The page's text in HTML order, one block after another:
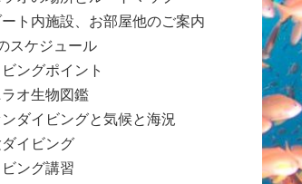
ート内施設、お部屋他のご案内
スケジュール
ングポイント
オ生物図鑑
ダイビングと気候と海況
イビング
ング講習